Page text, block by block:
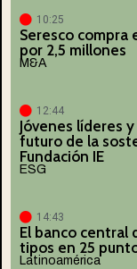
10:25
Seresco compra
por 2,5 millones
M&A
12:44
Jóvenes líderes
futuro de la
Fundación IE
ESG
14:43
El banco central
tipos en 25
Latinoamérica